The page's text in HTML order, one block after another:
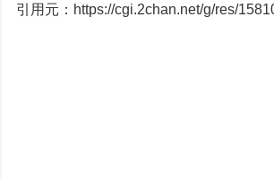
引用元：https://cgi.2chan.net/g/res/